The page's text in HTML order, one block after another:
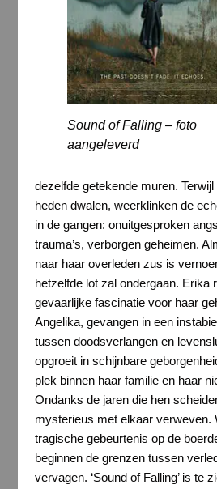
Sound of Falling – foto
aangeleverd
dezelfde getekende muren.
heden dwalen, weerklinken de
in de gangen: onuitgesproken
trauma’s, verborgen geheimen.
naar haar overleden zus is
hetzelfde lot zal ondergaan. Erika
gevaarlijke fascinatie voor haar
Angelika, gevangen in een
tussen doodsverlangen en
opgroeit in schijnbare
plek binnen haar familie en haar
Ondanks de jaren die hen
mysterieus met elkaar verweven.
tragische gebeurtenis op de
beginnen de grenzen tussen
vervagen. ‘Sound of Falling’ is te